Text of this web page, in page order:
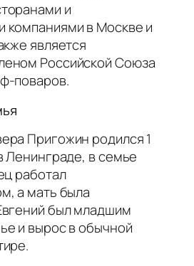
и
компаниями в Москве и
является
Российской Союза
поваров.
Пригожин родился 1
Ленинграде, в семье
работал
а мать была
был младшим
и вырос в обычной